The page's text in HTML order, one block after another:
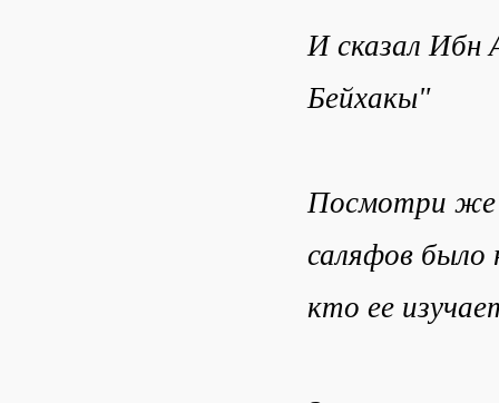
И сказал Ибн
Бейхакы"
Посмотри же
саляфов было
кто ее